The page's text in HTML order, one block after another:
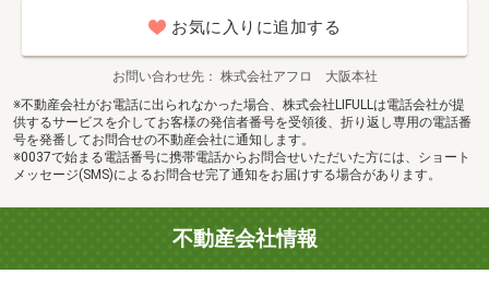
お気に入りに追加する
お問い合わせ先
株式会社アフロ 大阪本社
※不動産会社がお電話に出られなかった場合、株式会社LIFULLは電話会社が提
供するサービスを介してお客様の発信者番号を受領後、折り返し専用の電話番
号を発番してお問合せの不動産会社に通知します。
※0037で始まる電話番号に携帯電話からお問合せいただいた方には、ショート
メッセージ(SMS)によるお問合せ完了通知をお届けする場合があります。
不動産会社情報